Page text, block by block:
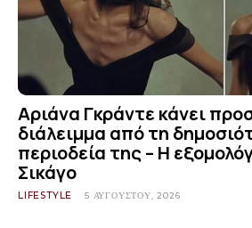
Αριάνα Γκράντε κάνει
διάλειμμα από τη
περιοδεία της – Η
Σικάγο
LIFESTYLE 5 ΑΥΓΟΎΣΤΟΥ, 2026